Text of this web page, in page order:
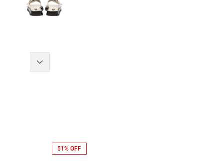
51% OFF